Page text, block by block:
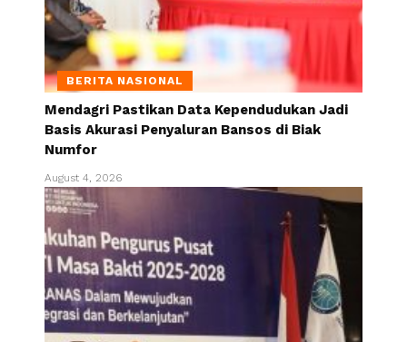
BERITA NASIONAL
Mendagri Pastikan Data Kependudukan Jadi
Basis Akurasi Penyaluran Bansos di Biak
Numfor
August 4, 2026